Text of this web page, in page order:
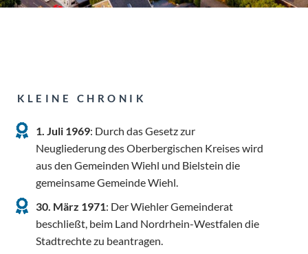
KLEINE CHRONIK
1. Juli 1969: Durch das Gesetz zur
Neugliederung des Oberbergischen Kreises wird
aus den Gemeinden Wiehl und Bielstein die
gemeinsame Gemeinde Wiehl.
30. März 1971: Der Wiehler Gemeinderat
beschließt, beim Land Nordrhein-Westfalen die
Stadtrechte zu beantragen.